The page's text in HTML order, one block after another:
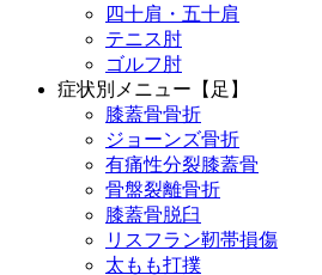
四十肩・五十肩
テニス肘
ゴルフ肘
症状別メニュー【足】
膝蓋骨骨折
ジョーンズ骨折
有痛性分裂膝蓋骨
骨盤裂離骨折
膝蓋骨脱臼
リスフラン靭帯損傷
太もも打撲